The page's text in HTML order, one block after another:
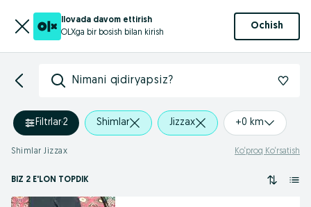
Ilovada davom ettirish
OLXga bir bosish bilan kirish
Ochish
Nimani qidiryapsiz?
Filtrlar·2 Shimlar Jizzax +0 km
Shimlar Jizzax Ko‘proq Ko‘rsatish
BIZ 2 E'LON TOPDIK